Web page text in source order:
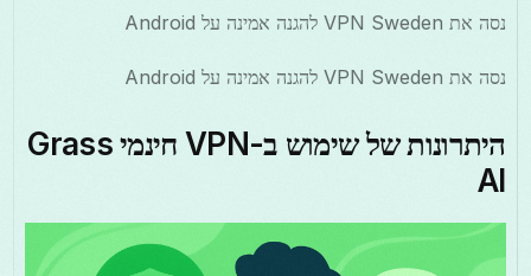
נסה את VPN Sweden להגנה אמינה על Android
נסה את VPN Sweden להגנה אמינה על Android
היתרונות של שימוש ב-VPN חינמי Grass
AI